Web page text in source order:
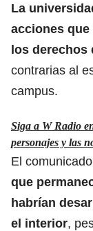
La
acciones
los derechos
contrarias al
campus.
Siga a W Radio
personajes y las
El
que
habrían
el interior,